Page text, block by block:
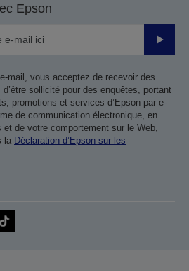
Epson
Valider
mail, vous acceptez de recevoir des
sollicité pour des enquêtes, portant
promotions et services d’Epson par e-
de communication électronique, en
de votre comportement sur le Web,
la Déclaration d’Epson sur les